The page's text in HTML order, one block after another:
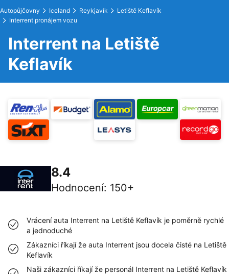
Autopůjčovny Iceland Reykjavík
Letiště Keflavík
Interrent pronájem vozu
Interrent na Letiště
Keflavík
8.4
Hodnocení: 150+
Vrácení auta Interrent na Letiště Keflavík je poměrně rychlé
a jednoduché
Zákazníci říkají že auta Interrent jsou docela čisté na Letiště
Keflavík
Naši zákazníci říkají že personál Interrent na Letiště Keflavík